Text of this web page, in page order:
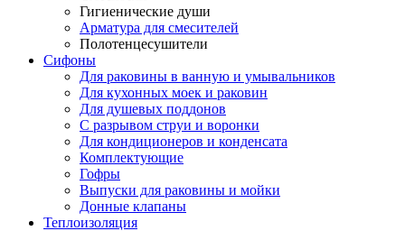
Гигиенические души
Арматура для смесителей
Полотенцесушители
Сифоны
Для раковины в ванную и умывальников
Для кухонных моек и раковин
Для душевых поддонов
С разрывом струи и воронки
Для кондиционеров и конденсата
Комплектующие
Гофры
Выпуски для раковины и мойки
Донные клапаны
Теплоизоляция